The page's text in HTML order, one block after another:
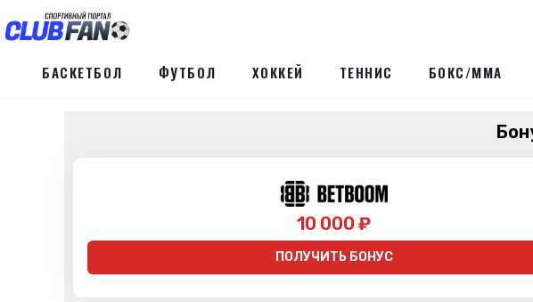
БАСКЕТБОЛ ФУТБОЛ ХОККЕЙ ТЕННИС БОКС/ММА
10 000 ₽
ПОЛУЧИТЬ БОНУС